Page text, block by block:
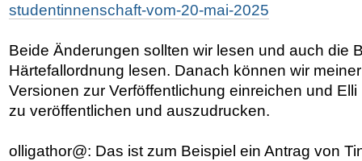
studentinnenschaft-vom-20-mai-2025
Beide Änderungen sollten wir lesen und auch die
Härtefallordnung lesen. Danach können wir
Versionen zur Verföffentlichung einreichen und
zu veröffentlichen und auszudrucken.
olligathor@: Das ist zum Beispiel ein Antrag von